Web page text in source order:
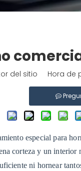
del sitio Hora de
especial para
corteza y un interior
ni hornear